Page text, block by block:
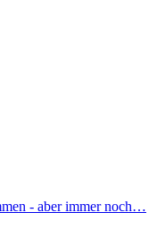
- aber immer noch…